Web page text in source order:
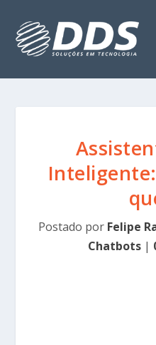
Postado por Felipe
Chatbots |